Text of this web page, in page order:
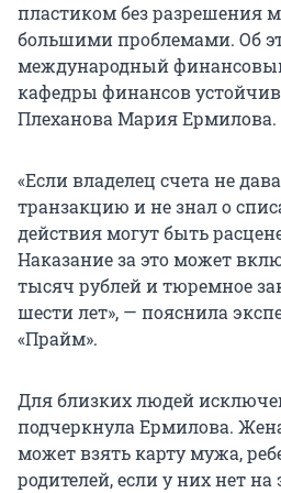
пластиком без разрешения
большими проблемами. Об
международный
кафедры финансов
Плеханова Мария Ермилова.
«Если владелец счета не
транзакцию и не знал о
действия могут быть
Наказание за это может
тысяч рублей и тюремное
шести лет», — пояснила
«Прайм».
Для близких людей
подчеркнула Ермилова.
может взять карту мужа,
родителей, если у них нет